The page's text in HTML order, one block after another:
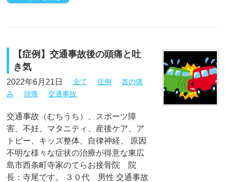
【症例】交通事故後の頭痛と吐
き気
2022年6月21日 全て 症例
首の痛
み
頭痛 交通事故
交通事故（むちうち）、スポーツ障
害、不妊、マタニティ、産後ケア、ア
トピー、キッズ整体、自律神経、 原因
不明な様々な症状の治療が得意な東広
島市西条町寺家のてらお接骨院 院
長：寺尾です。 ３０代 男性 交通事故